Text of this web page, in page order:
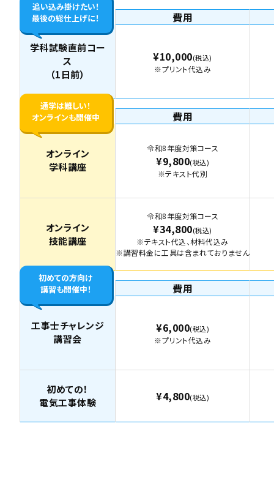
費用
追い込み掛けたい！
最後の総仕上げに！
学科試験直前コー
ス
（1日前）
¥10,000(税込)
※プリント代込み
費用
通学は難しい！
オンラインも開催中
オンライン
学科講座
令和8年度対策コース
¥9,800(税込)
※テキスト代別
オンライン
技能講座
令和8年度対策コース
¥34,800(税込)
※テキスト代込、材料代込み
※講習料金に工具は含まれておりません
費用
初めての方向け
講習も開催中！
工事士チャレンジ
講習会
¥6,000(税込)
※プリント代込み
初めての！
電気工事体験
¥4,800(税込)